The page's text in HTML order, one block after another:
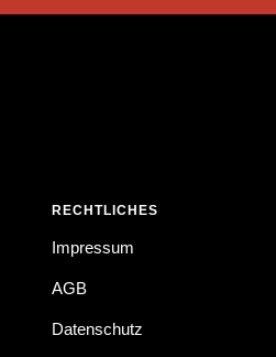
RECHTLICHES
Impressum
AGB
Datenschutz